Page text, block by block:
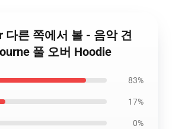
다른 쪽에서 볼 - 음악 견
풀 오버 Hoodie
83%
17%
0%